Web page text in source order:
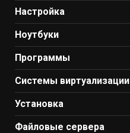
Настройка
Ноутбуки
Программы
Системы виртуализации
Установка
Файловые сервера